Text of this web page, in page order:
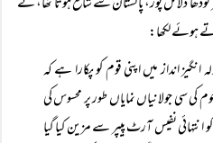
ہوئے لکھا:
انداز میں اپنی قوم کو پکارا ہے کہ
کی سی جولانیاں نمایاں طور پر محسوس کی
نفیس آرٹ پیپر سے مزین کیا گیا